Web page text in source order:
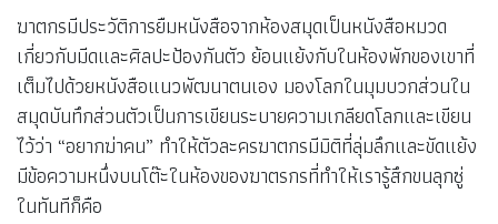
ฆาตกรมีประวัติการยืมหนังสือจากห้องสมุดเป็นหนังสือหมวด
เกี่ยวกับมีดและศิลปะป้องกันตัว ย้อนแย้งกับในห้องพักของเขาที่
เต็มไปด้วยหนังสือแนวพัฒนาตนเอง มองโลกในมุมบวกส่วนใน
สมุดบันทึกส่วนตัวเป็นการเขียนระบายความเกลียดโลกและเขียน
ไว้ว่า “อยากฆ่าคน” ทำให้ตัวละครฆาตกรมีมิติที่ลุ่มลึกและขัดแย้ง
มีข้อความหนึ่งบนโต๊ะในห้องของฆาตรกรที่ทำให้เรารู้สึกขนลุกซู่
ในทันทีก็คือ